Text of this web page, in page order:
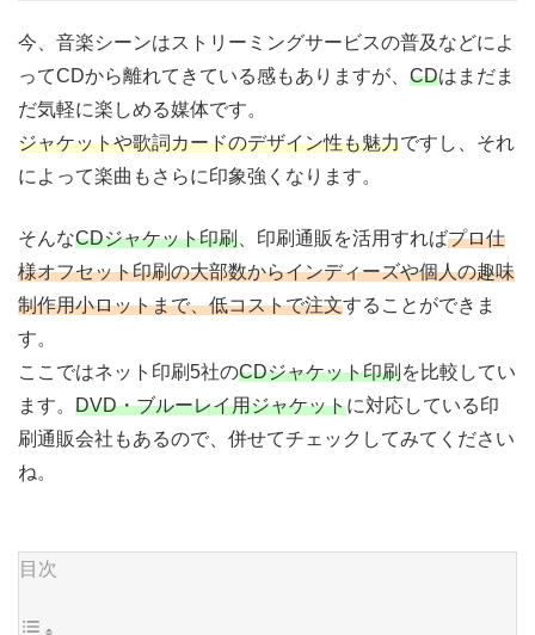
今、音楽シーンはストリーミングサービスの普及などによ
ってCDから離れてきている感もありますが、 CDはまだま
だ気軽に楽しめる媒体です。
ジャケットや歌詞カードのデザイン性も魅力ですし、それ
によって楽曲もさらに印象強くなります。
そんなCDジャケット印刷 、印刷通販を活用すればプロ仕
様オフセット印刷の大部数からインディーズや個人の趣味
制作用小ロットまで、低コストで注文することができま
す。
ここではネット印刷5社のCDジャケット印刷を比較してい
ます。 DVD・ブルーレイ用ジャケットに対応している印
刷通販会社もあるので、併せてチェックしてみてください
ね。
目次